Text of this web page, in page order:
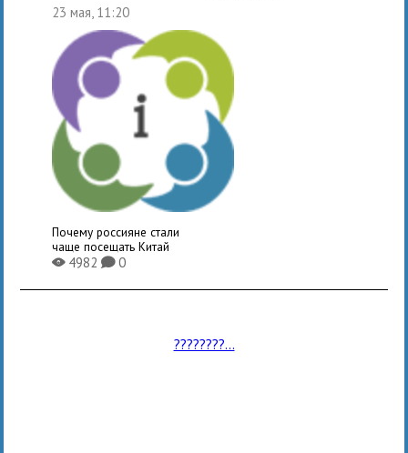
23 мая, 11:20
Почему россияне стали
чаще посещать Китай
X4982K0
????????...